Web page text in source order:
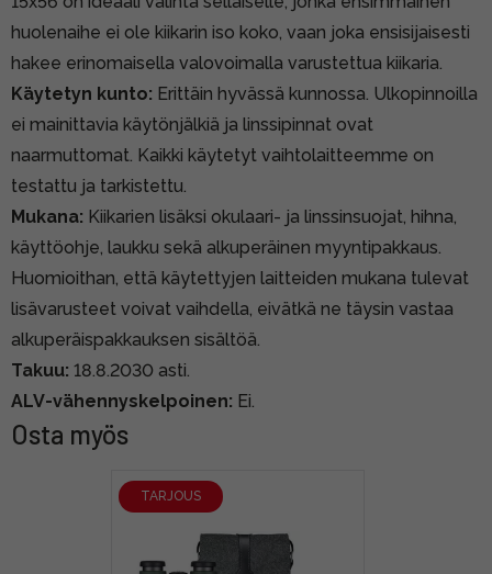
huolenaihe ei ole kiikarin iso koko, vaan joka ensisijaisesti
hakee erinomaisella valovoimalla varustettua kiikaria.
Käytetyn kunto: Erittäin hyvässä kunnossa. Ulkopinnoilla
ei mainittavia käytönjälkiä ja linssipinnat ovat
naarmuttomat. Kaikki käytetyt vaihtolaitteemme on
testattu ja tarkistettu.
Mukana: Kiikarien lisäksi okulaari- ja linssinsuojat, hihna,
käyttöohje, laukku sekä alkuperäinen myyntipakkaus.
Huomioithan, että käytettyjen laitteiden mukana tulevat
lisävarusteet voivat vaihdella, eivätkä ne täysin vastaa
alkuperäispakkauksen sisältöä.
Takuu: 18.8.2030 asti.
ALV-vähennyskelpoinen: Ei.
Osta myös
TARJOUS